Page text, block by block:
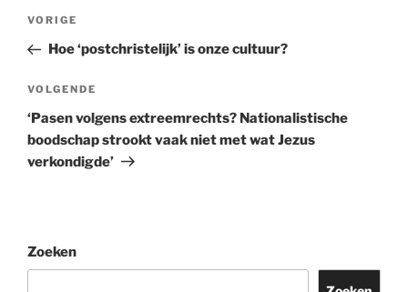
Berichtnavigatie
Vorig
bericht
VORIGE
Hoe ‘postchristelijk’ is onze cultuur?
Volgend
bericht
VOLGENDE
‘Pasen volgens extreemrechts? Nationalistische
boodschap strookt vaak niet met wat Jezus
verkondigde’
Zoeken